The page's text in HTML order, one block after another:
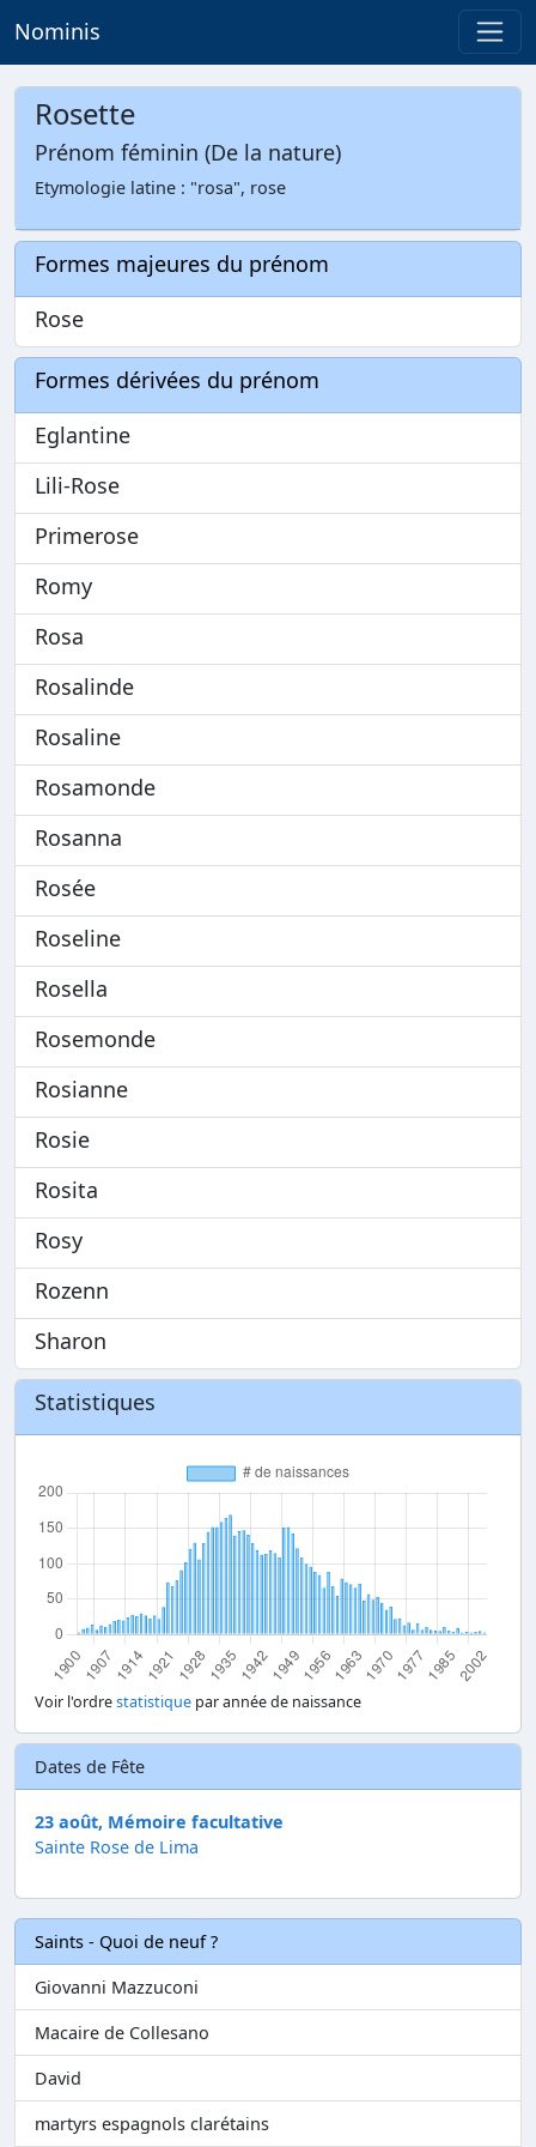
Nominis
Rosette
Prénom féminin (De la nature)
Etymologie latine : "rosa", rose
Formes majeures du prénom
Rose
Formes dérivées du prénom
Eglantine
Lili-Rose
Primerose
Romy
Rosa
Rosalinde
Rosaline
Rosamonde
Rosanna
Rosée
Roseline
Rosella
Rosemonde
Rosianne
Rosie
Rosita
Rosy
Rozenn
Sharon
Statistiques
Voir l'ordrestatistique par année de naissance
Dates de Fête
23 août, Mémoire facultative
Sainte Rose de Lima
Saints - Quoi de neuf ?
Giovanni Mazzuconi
Macaire de Collesano
David
martyrs espagnols clarétains